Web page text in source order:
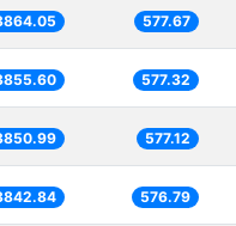
577.67
577.32
577.12
576.79